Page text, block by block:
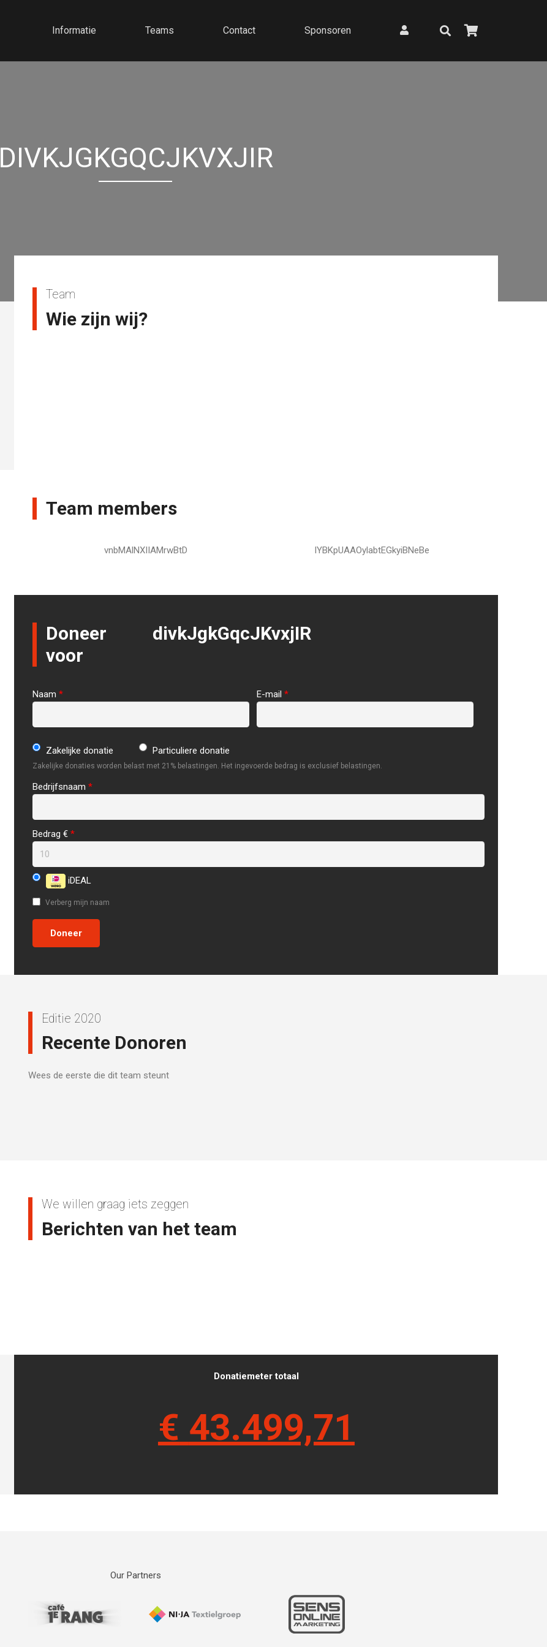
Informatie Teams Contact Sponsoren
DIVKJGKGQCJKVXJIR
Team
Wie zijn wij?
Team members
vnbMAlNXIIAMrwBtD IYBKpUAAOylabtEGkyiBNeBe
Doneer
voor
divkJgkGqcJKvxjIR
Naam* E-mail *
Zakelijke donatie Particuliere donatie
Zakelijke donaties worden belast met 21% belastingen. Het ingevoerde bedrag is exclusief belastingen.
Bedrijfsnaam*
Bedrag €*
iDEAL
Verberg mijn naam
Editie 2020
Recente Donoren
Wees de eerste die dit team steunt
We willen graag iets zeggen
Berichten van het team
Donatiemeter totaal
€ 43.499,71
Our Partners